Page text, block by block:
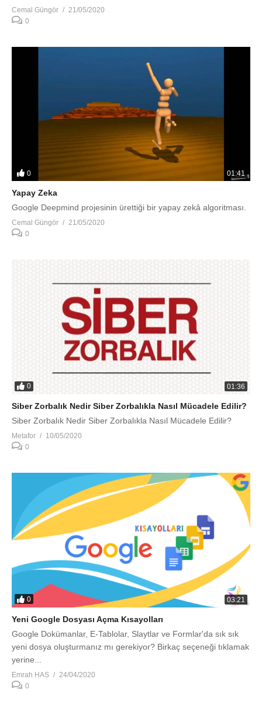
Cemal Güngör
21/05/2020
0
0 01:41
Yapay Zeka
Google Deepmind projesinin ürettiği bir yapay zekâ algoritması.
Cemal Güngör
21/05/2020
0
0 01:36
Siber Zorbalık Nedir Siber Zorbalıkla Nasıl Mücadele Edilir?
Siber Zorbalık Nedir Siber Zorbalıkla Nasıl Mücadele Edilir?
Metafor
10/05/2020
0
0 03:21
Yeni Google Dosyası Açma Kısayolları
Google Dokümanlar, E-Tablolar, Slaytlar ve Formlar'da sık sık
yeni dosya oluşturmanız mı gerekiyor? Birkaç seçeneği tıklamak
yerine...
Emrah HAS
24/04/2020
0